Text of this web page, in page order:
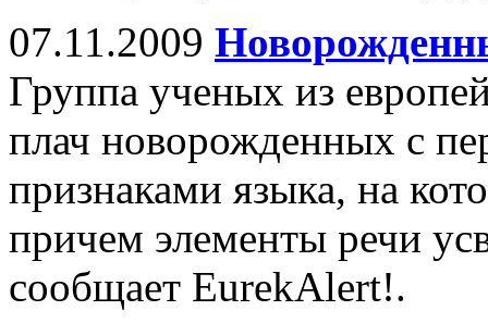
07.11.2009
Группа ученых из
плач новорожденных с
признаками языка, на
причем элементы речи
сообщает EurekAlert!.